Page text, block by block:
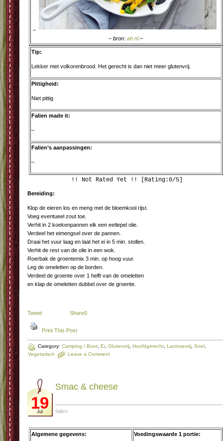
–
– bron:ah.nl–
Tip:
Lekker met volkorenbrood. Het gerecht is dan niet meer glutenvrij.
Pittigheid:
Niet pittig
Falien made it:
–
Falien’s aanpassingen:
–
!! Not Rated Yet !! [Rating:0/5]
Bereiding:
Klop de eieren los en meng met de bloemkool rijst.
Voeg eventueel zout toe.
Verhit in 2 koekenpannen elk een eetlepel olie.
Verdeel het eimengsel over de pannen.
Draai het vuur laag en laat het ei in 5 min. stollen.
Verhit de rest van de olie in een wok.
Roerbak de groentemix 3 min. op hoog vuur.
Leg de omeletten op de borden.
Verdeel de groente over 1 helft van de omeletten
en klap de omeletten dubbel over de groente.
Tweet Share0
Print This Post
Category: Camping / Boot Ei Glutenvrij Hoofdgerecht Lactosevrij Snel
Vegetarisch
Leave a Comment
19
Jul
Smac & chee­se
falien
Algemene gegevens: Voedingswaarde 1 portie: